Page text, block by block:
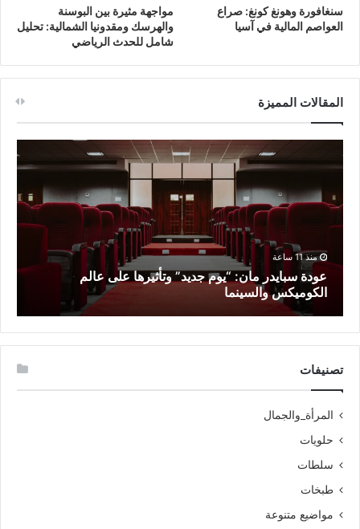
سنغافورة وهونغ كونغ: صراع
العواصم المالية في آسيا
مواجهة مثيرة بين البوسنة
والهرسك ومقدونيا الشمالية: تحليل
شامل للحدث الرياضي
المقالات المميزة
منذ 11 ساعة
عودة سبايدر مان: “يوم جديد” وتأثيرها على عالم
الكوميكس والسينما
تصنيفات
المرأة_والجمال
حلويات
سلطات
طبخات
مواضيع متنوعة